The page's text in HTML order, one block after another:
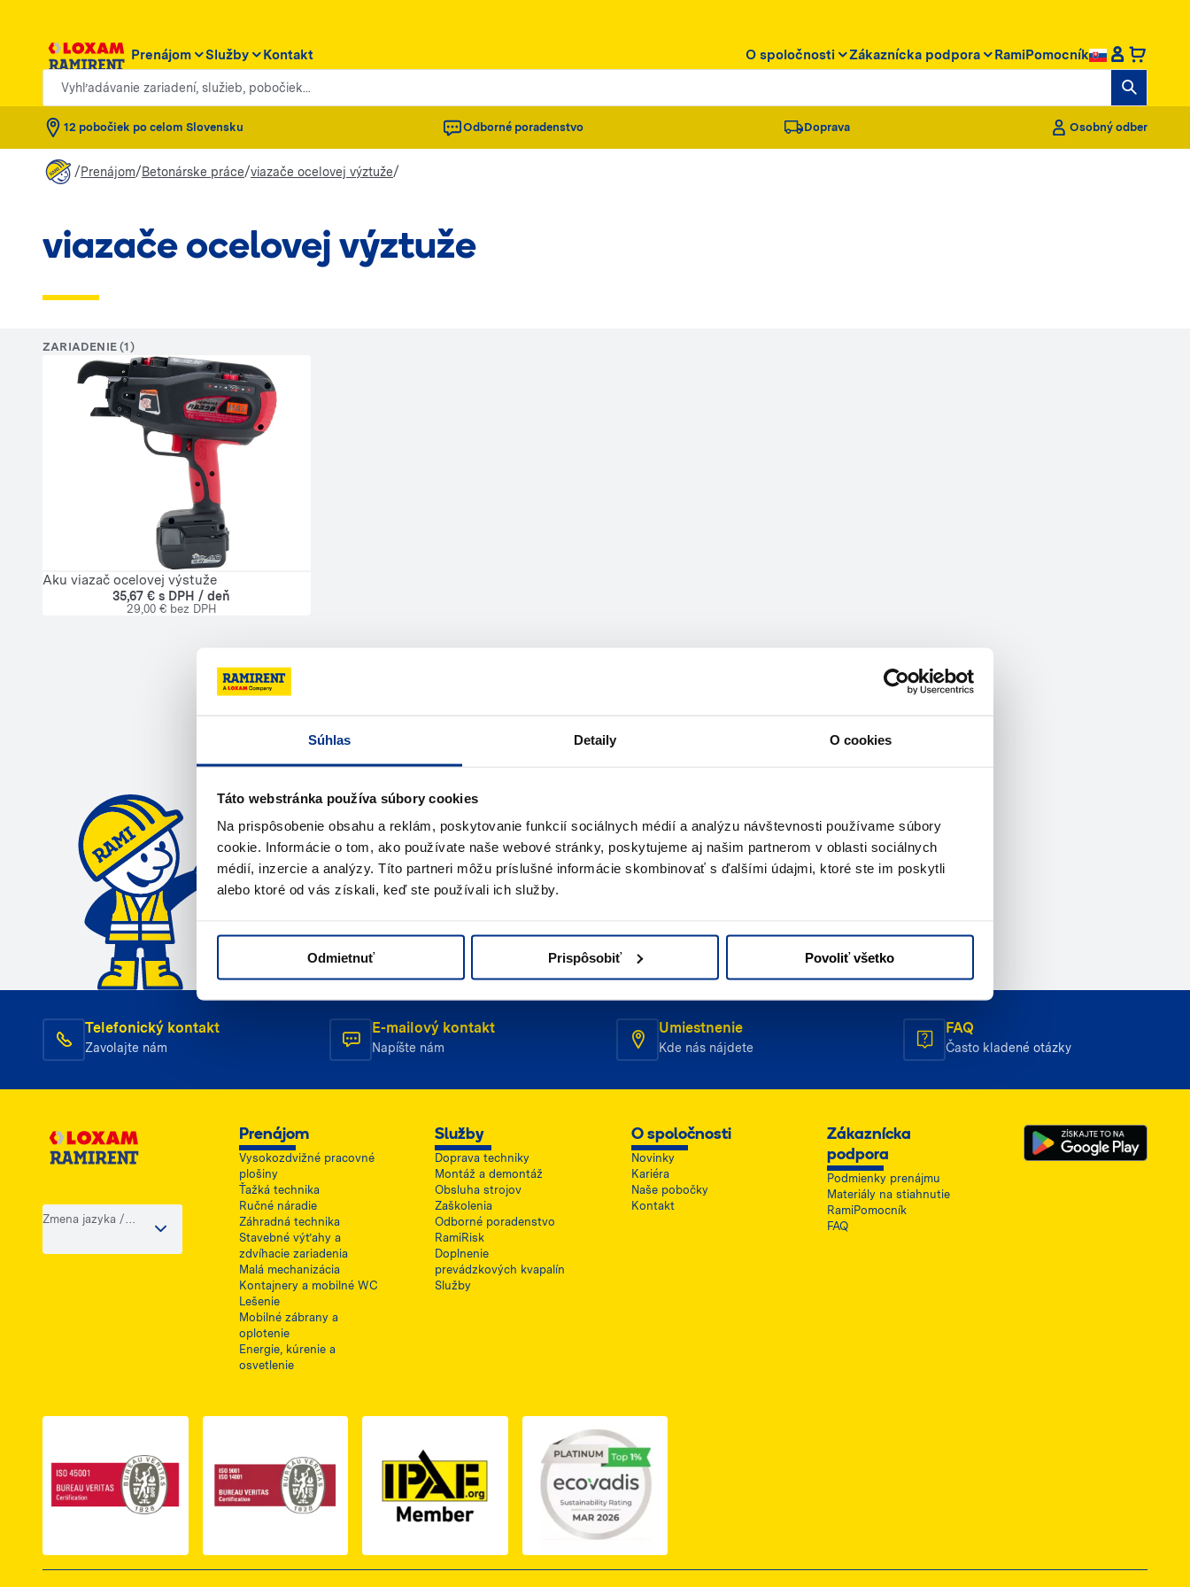
Súhlas Detaily O cookies
Táto webstránka používa súbory cookies
Na prispôsobenie obsahu a reklám, poskytovanie funkcií sociálnych médií a analýzu návštevnosti používame súbory
cookie. Informácie o tom, ako používate naše webové stránky, poskytujeme aj našim partnerom v oblasti sociálnych
médií, inzercie a analýzy. Títo partneri môžu príslušné informácie skombinovať s ďalšími údajmi, ktoré ste im poskytli
alebo ktoré od vás získali, keď ste používali ich služby.
Odmietnuť Prispôsobiť Povoliť všetko
Prenájom Služby Kontakt O spoločnosti Zákaznícka podpora RamiPomocník
Vyhľadávanie zariadení, služieb, pobočiek...
12 pobočiek po celom Slovensku Odborné poradenstvo Doprava Osobný odber
/Prenájom/Betonárske práce/viazače ocelovej výztuže/
viazače ocelovej výztuže
ZARIADENIE (1)
Aku viazač ocelovej výstuže
35,67 € s DPH / deň
29,00 € bez DPH
Kontaktujte nás
Zavolajte nám Napíšte nám (e-mail)
Telefonický kontakt
Zavolajte nám
E-mailový kontakt
Napíšte nám
Umiestnenie
Kde nás nájdete
FAQ
Často kladené otázky
Zmena jazyka /
Prenájom
Vysokozdvižné pracovné
plošiny
Ťažká technika
Ručné náradie
Záhradná technika
Stavebné výťahy a
zdvíhacie zariadenia
Malá mechanizácia
Kontajnery a mobilné WC
Lešenie
Mobilné zábrany a
oplotenie
Energie, kúrenie a
osvetlenie
Služby
Doprava techniky
Montáž a demontáž
Obsluha strojov
Zaškolenia
Odborné poradenstvo
RamiRisk
Doplnenie
prevádzkových kvapalín
Služby
O spoločnosti
Novinky
Kariéra
Naše pobočky
Kontakt
Zákaznícka
podpora
Podmienky prenájmu
Materiály na stiahnutie
RamiPomocník
FAQ
Link do dokumentu PDF z certyfikatem ISO 1, otwiera się w nowej karcie
Link do dokumentu PDF z certyfikatem ISO 2, otwiera się w nowej karcie
Link do dokumentu PDF z certyfikatem IPAF, otwiera się w nowej karcie